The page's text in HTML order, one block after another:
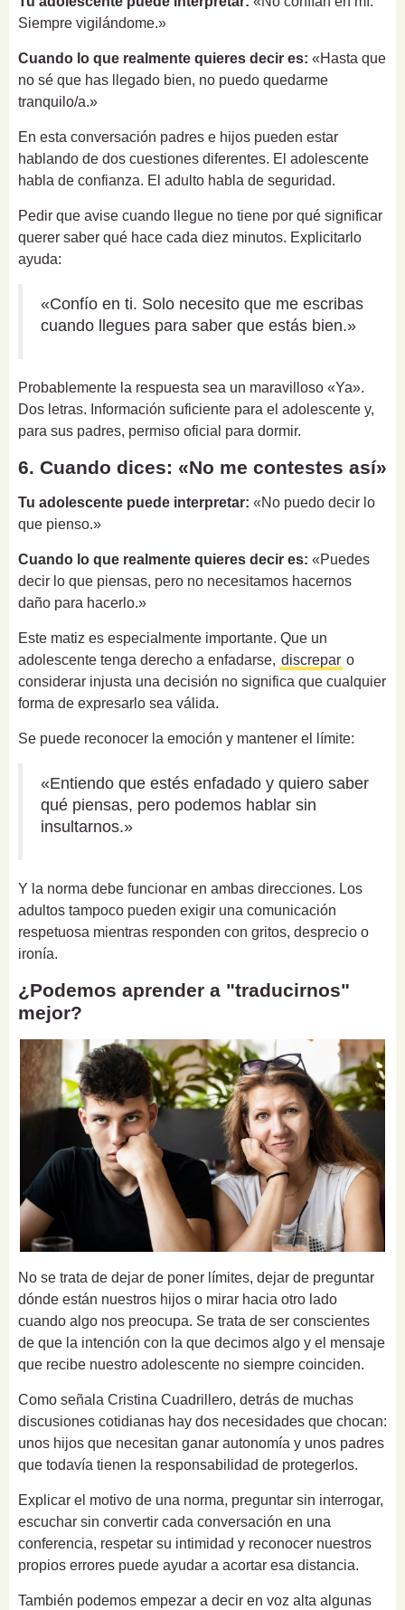
Siempre vigilándome.»
Cuando lo que realmente quieres decir es: «Hasta que
no sé que has llegado bien, no puedo quedarme
tranquilo/a.»
En esta conversación padres e hijos pueden estar
hablando de dos cuestiones diferentes. El adolescente
habla de confianza. El adulto habla de seguridad.
Pedir que avise cuando llegue no tiene por qué significar
querer saber qué hace cada diez minutos. Explicitarlo
ayuda:
«Confío en ti. Solo necesito que me escribas
cuando llegues para saber que estás bien.»
Probablemente la respuesta sea un maravilloso «Ya».
Dos letras. Información suficiente para el adolescente y,
para sus padres, permiso oficial para dormir.
6. Cuando dices: «No me contestes así»
Tu adolescente puede interpretar: «No puedo decir lo
que pienso.»
Cuando lo que realmente quieres decir es: «Puedes
decir lo que piensas, pero no necesitamos hacernos
daño para hacerlo.»
Este matiz es especialmente importante. Que un
adolescente tenga derecho a enfadarse, discrepar o
considerar injusta una decisión no significa que cualquier
forma de expresarlo sea válida.
Se puede reconocer la emoción y mantener el límite:
«Entiendo que estés enfadado y quiero saber
qué piensas, pero podemos hablar sin
insultarnos.»
Y la norma debe funcionar en ambas direcciones. Los
adultos tampoco pueden exigir una comunicación
respetuosa mientras responden con gritos, desprecio o
ironía.
¿Podemos aprender a "traducirnos"
mejor?
No se trata de dejar de poner límites, dejar de preguntar
dónde están nuestros hijos o mirar hacia otro lado
cuando algo nos preocupa. Se trata de ser conscientes
de que la intención con la que decimos algo y el mensaje
que recibe nuestro adolescente no siempre coinciden.
Como señala Cristina Cuadrillero, detrás de muchas
discusiones cotidianas hay dos necesidades que chocan:
unos hijos que necesitan ganar autonomía y unos padres
que todavía tienen la responsabilidad de protegerlos.
Explicar el motivo de una norma, preguntar sin interrogar,
escuchar sin convertir cada conversación en una
conferencia, respetar su intimidad y reconocer nuestros
propios errores puede ayudar a acortar esa distancia.
También podemos empezar a decir en voz alta algunas